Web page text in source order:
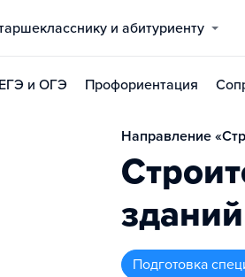
и абитуриенту
и ОГЭ Профориентация
Направление
подготовка